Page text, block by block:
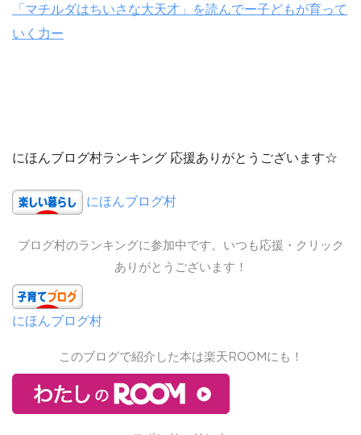
「マチルダはちいさな大天才」を読んでー子どもが育って
いく力ー
にほんブログ村ランキング 応援ありがとうございます☆
にほんブログ村
ブログ村のランキングに参加中です。いつも応援・クリック
ありがとうございます！
にほんブログ村
このブログで紹介した本は楽天ROOMにも！